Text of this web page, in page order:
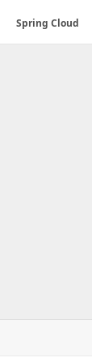
Spring Cloud